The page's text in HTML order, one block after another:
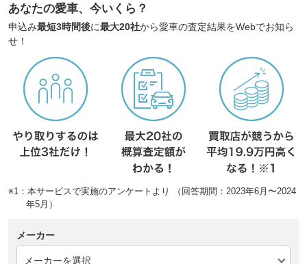
あなたの愛車、今いくら？
申込み最短3時間後に最大20社から愛車の査定結果をWebでお知ら
せ！
※1：本サービスで実施のアンケートより （回答期間：2023年6月〜2024
年5月）
メーカー